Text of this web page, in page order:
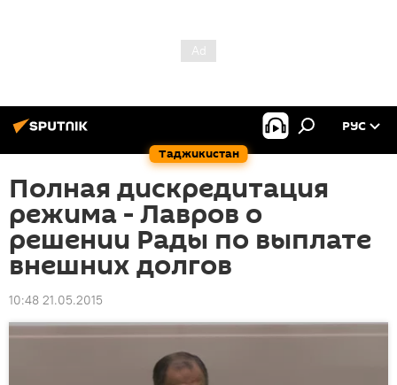
Таджикистан
РУС
Полная дискредитация
режима - Лавров о
решении Рады по выплате
внешних долгов
10:48 21.05.2015